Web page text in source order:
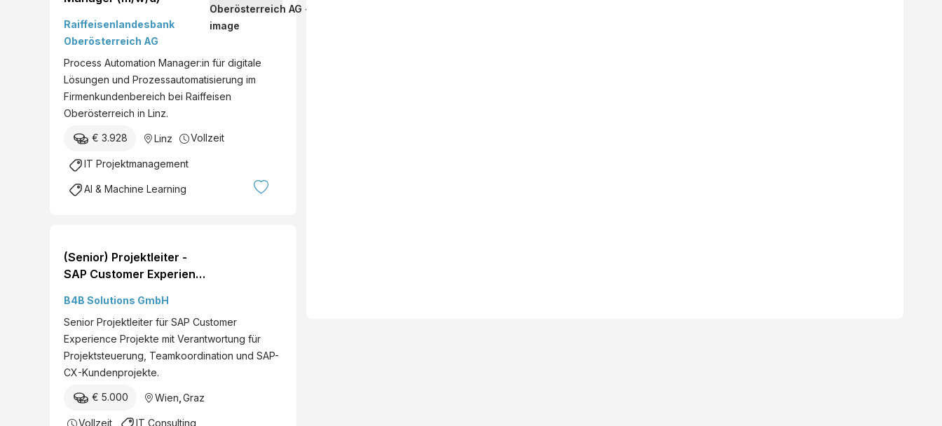
Raiffeisenlandesbank
Oberösterreich AG
Process Automation Manager:in für digitale
Lösungen und Prozessautomatisierung im
Firmenkundenbereich bei Raiffeisen
Oberösterreich in Linz.
€ 3.928 Linz Vollzeit
IT Projektmanagement
AI & Machine Learning
(Senior) Projektleiter -
SAP Customer Experience
B4B Solutions GmbH
Senior Projektleiter für SAP Customer
Experience Projekte mit Verantwortung für
Projektsteuerung, Teamkoordination und SAP-
CX-Kundenprojekte.
€ 5.000 Wien Graz
Vollzeit IT Consulting